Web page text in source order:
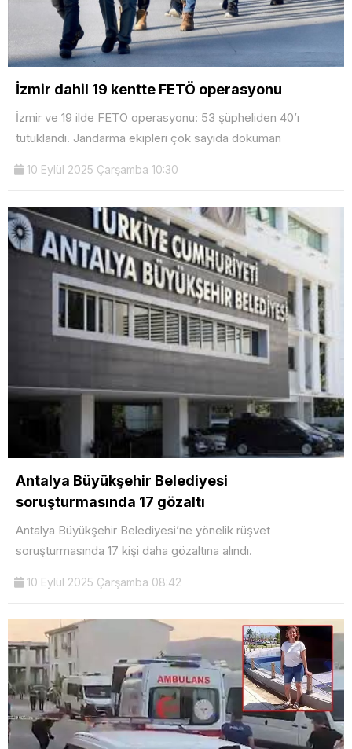
İzmir dahil 19 kentte FETÖ operasyonu
İzmir ve 19 ilde FETÖ operasyonu: 53 şüpheliden 40’ı
tutuklandı. Jandarma ekipleri çok sayıda doküman
10 Eylül 2025 Çarşamba 10:30
Antalya Büyükşehir Belediyesi
soruşturmasında 17 gözaltı
Antalya Büyükşehir Belediyesi’ne yönelik rüşvet
soruşturmasında 17 kişi daha gözaltına alındı.
10 Eylül 2025 Çarşamba 08:42